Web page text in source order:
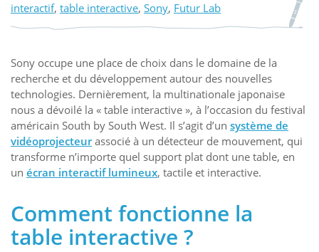
interactif, table interactive, Sony, Futur Lab
Sony occupe une place de choix dans le domaine de la
recherche et du développement autour des nouvelles
technologies. Dernièrement, la multinationale japonaise
nous a dévoilé la « table interactive », à l’occasion du festival
américain South by South West. Il s’agit d’un système de
vidéoprojecteurassocié à un détecteur de mouvement, qui
transforme n’importe quel support plat dont une table, en
un écran interactif lumineux, tactile et interactive.
Comment fonctionne la
table interactive ?